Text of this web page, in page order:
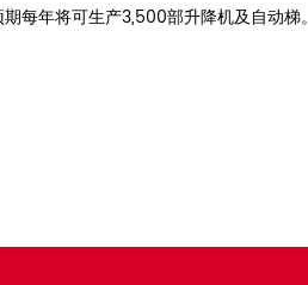
每年将可生产3,500部升降机及自动梯。